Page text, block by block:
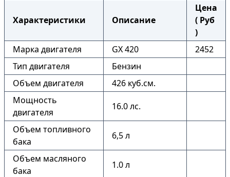
Характеристики Описание
Цена
( Руб
)
Марка двигателя
GX 420
2452
Тип двигателя
Бензин
Объем двигателя
426 куб.см.
Мощность
двигателя
16.0 лс.
Объем топливного
бака
6,5 л
Объем масляного
бака
1.0 л